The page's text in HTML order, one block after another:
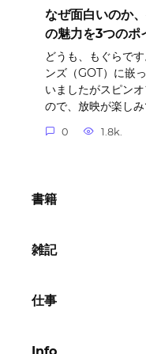
なぜ面白いのか
の魅力を3つのポ
どうも、もぐらで
ンズ（GOT）に嵌
いましたがスピン
ので、放映が楽しみ
0 1.8k.
書籍
雑記
仕事